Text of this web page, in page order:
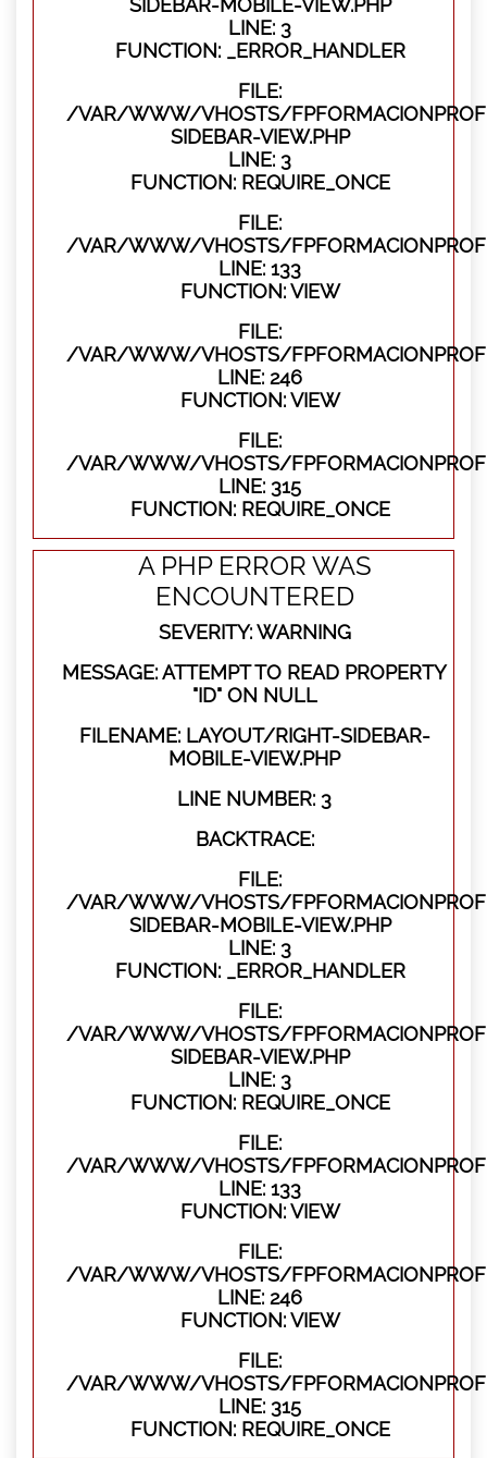
SIDEBAR-MOBILE-VIEW.PHP
LINE: 3
FUNCTION: _ERROR_HANDLER
FILE:
/VAR/WWW/VHOSTS/
SIDEBAR-VIEW.PHP
LINE: 3
FUNCTION: REQUIRE_ONCE
FILE:
/VAR/WWW/VHOSTS/
LINE: 133
FUNCTION: VIEW
FILE:
/VAR/WWW/VHOSTS/
LINE: 246
FUNCTION: VIEW
FILE:
/VAR/WWW/VHOSTS/
LINE: 315
FUNCTION: REQUIRE_ONCE
A PHP ERROR WAS
ENCOUNTERED
SEVERITY: WARNING
MESSAGE: ATTEMPT TO READ PROPERTY
"ID" ON NULL
FILENAME: LAYOUT/RIGHT-SIDEBAR-
MOBILE-VIEW.PHP
LINE NUMBER: 3
BACKTRACE:
FILE:
/VAR/WWW/VHOSTS/
SIDEBAR-MOBILE-VIEW.PHP
LINE: 3
FUNCTION: _ERROR_HANDLER
FILE:
/VAR/WWW/VHOSTS/
SIDEBAR-VIEW.PHP
LINE: 3
FUNCTION: REQUIRE_ONCE
FILE:
/VAR/WWW/VHOSTS/
LINE: 133
FUNCTION: VIEW
FILE:
/VAR/WWW/VHOSTS/
LINE: 246
FUNCTION: VIEW
FILE:
/VAR/WWW/VHOSTS/
LINE: 315
FUNCTION: REQUIRE_ONCE